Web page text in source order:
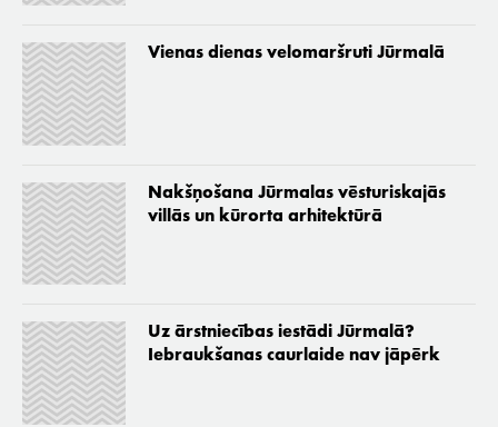
Vienas dienas velomaršruti Jūrmalā
Nakšņošana Jūrmalas vēsturiskajās
villās un kūrorta arhitektūrā
Uz ārstniecības iestādi Jūrmalā?
Iebraukšanas caurlaide nav jāpērk